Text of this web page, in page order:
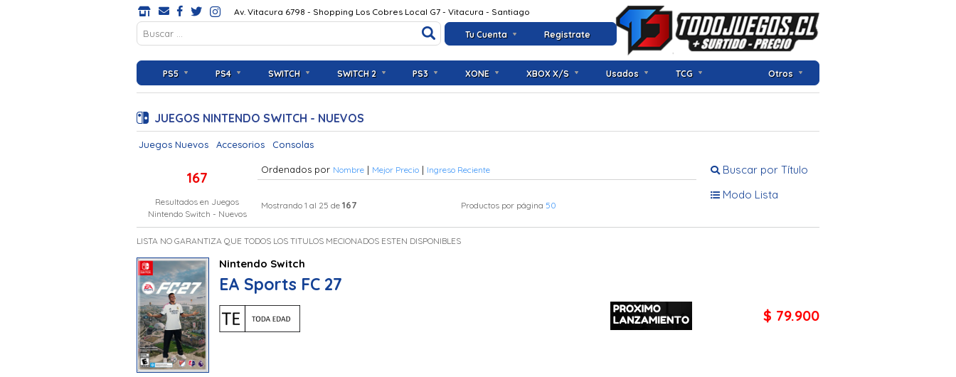
Tu Cuenta Registrate
Av. Vitacura 6798 - Shopping Los Cobres Local G7 - Vitacura - Santiago
PS5 PS4 SWITCH SWITCH 2 PS3 XONE XBOX X/S Usados TCG Otros
JUEGOS NINTENDO SWITCH - NUEVOS
Juegos Nuevos Accesorios Consolas
Buscar por Título
Modo Lista
167
Resultados en Juegos
Nintendo Switch - Nuevos
Ordenados por Nombre | Mejor Precio | Ingreso Reciente
Mostrando 1 al 25 de 167 Productos por página 50
LISTA NO GARANTIZA QUE TODOS LOS TITULOS MECIONADOS ESTEN DISPONIBLES
Nintendo Switch
EA Sports FC 27
$ 79.900